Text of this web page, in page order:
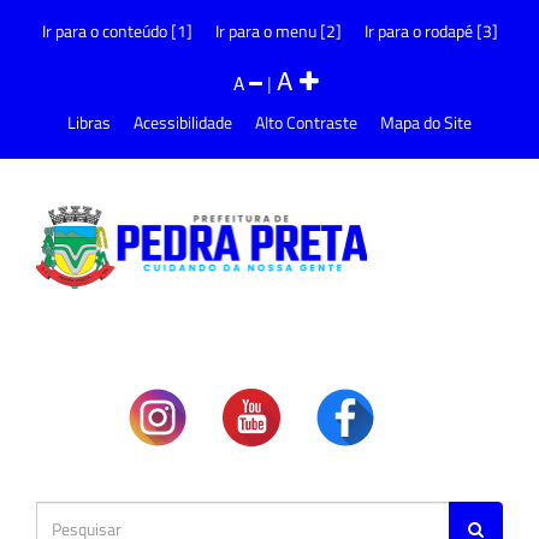
Ir para o conteúdo [1] Ir para o menu [2] Ir para o rodapé [3]
A |A
Libras Acessibilidade Alto Contraste Mapa do Site